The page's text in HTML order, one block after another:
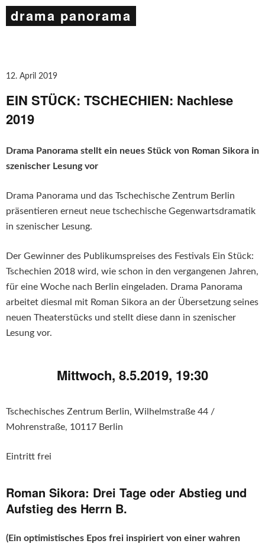
drama panorama
12. April 2019
EIN STÜCK: TSCHECHIEN: Nachlese
2019
Drama Panorama stellt ein neues Stück von Roman Sikora in
szenischer Lesung vor
Drama Panorama und das Tschechische Zentrum Berlin
präsentieren erneut neue tschechische Gegenwartsdramatik
in szenischer Lesung.
Der Gewinner des Publikumspreises des Festivals Ein Stück:
Tschechien 2018 wird, wie schon in den vergangenen Jahren,
für eine Woche nach Berlin eingeladen. Drama Panorama
arbeitet diesmal mit Roman Sikora an der Übersetzung seines
neuen Theaterstücks und stellt diese dann in szenischer
Lesung vor.
Mittwoch, 8.5.2019, 19:30
Tschechisches Zentrum Berlin, Wilhelmstraße 44 /
Mohrenstraße, 10117 Berlin
Eintritt frei
Roman Sikora: Drei Tage oder Abstieg und
Aufstieg des Herrn B.
(Ein optimistisches Epos frei inspiriert von einer wahren